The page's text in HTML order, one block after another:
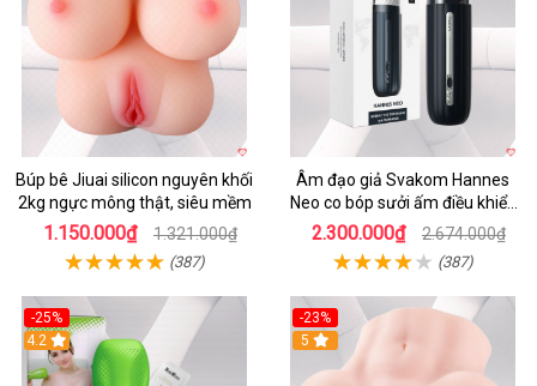
Búp bê Jiuai silicon nguyên khối
2kg ngực mông thật, siêu mềm
1.150.000₫ 1.321.000₫
(387)
Âm đạo giả Svakom Hannes
Neo co bóp sưởi ấm điều khiển
app tiện lợi
2.300.000₫ 2.674.000₫
(387)
-25%
4.2
-23%
5